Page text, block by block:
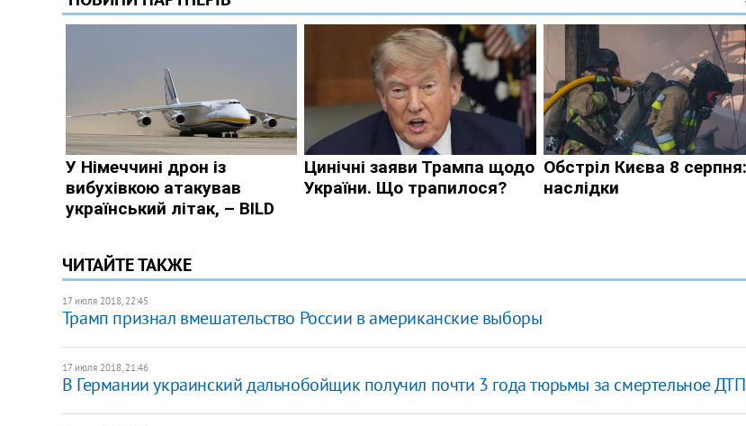
ЧИТАЙТЕ ТАКЖЕ
17 июля 2018, 22:45
Трамп признал вмешательство России в американские выборы
17 июля 2018, 21:46
В Германии украинский дальнобойщик получил почти 3 года тюрьмы за смертельное ДТП